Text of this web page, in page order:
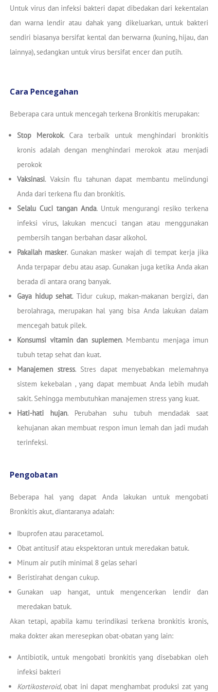
Untuk virus dan infeksi bakteri dapat dibedakan dari kekentalan
dan warna lendir atau dahak yang dikeluarkan, untuk bakteri
sendiri biasanya bersifat kental dan berwarna (kuning, hijau, dan
lainnya), sedangkan untuk virus bersifat encer dan putih.
Cara Pencegahan
Beberapa cara untuk mencegah terkena Bronkitis merupakan:
Stop Merokok. Cara terbaik untuk menghindari bronkitis
kronis adalah dengan menghindari merokok atau menjadi
perokok
Vaksinasi. Vaksin flu tahunan dapat membantu melindungi
Anda dari terkena flu dan bronkitis.
Selalu Cuci tangan Anda. Untuk mengurangi resiko terkena
infeksi virus, lakukan mencuci tangan atau menggunakan
pembersih tangan berbahan dasar alkohol.
Pakailah masker. Gunakan masker wajah di tempat kerja jika
Anda terpapar debu atau asap. Gunakan juga ketika Anda akan
berada di antara orang banyak.
Gaya hidup sehat. Tidur cukup, makan-makanan bergizi, dan
berolahraga, merupakan hal yang bisa Anda lakukan dalam
mencegah batuk pilek.
Konsumsi vitamin dan suplemen. Membantu menjaga imun
tubuh tetap sehat dan kuat.
Manajemen stress. Stres dapat menyebabkan melemahnya
sistem kekebalan , yang dapat membuat Anda lebih mudah
sakit. Sehingga membutuhkan manajemen stress yang kuat.
Hati-hati hujan. Perubahan suhu tubuh mendadak saat
kehujanan akan membuat respon imun lemah dan jadi mudah
terinfeksi.
Pengobatan
Beberapa hal yang dapat Anda lakukan untuk mengobati
Bronkitis akut, diantaranya adalah:
Ibuprofen atau paracetamol.
Obat antitusif atau ekspektoran untuk meredakan batuk.
Minum air putih minimal 8 gelas sehari
Beristirahat dengan cukup.
Gunakan uap hangat, untuk mengencerkan lendir dan
meredakan batuk.
Akan tetapi, apabila kamu terindikasi terkena bronkitis kronis,
maka dokter akan meresepkan obat-obatan yang lain:
Antibiotik, untuk mengobati bronkitis yang disebabkan oleh
infeksi bakteri
Kortikosteroid, obat ini dapat menghambat produksi zat yang